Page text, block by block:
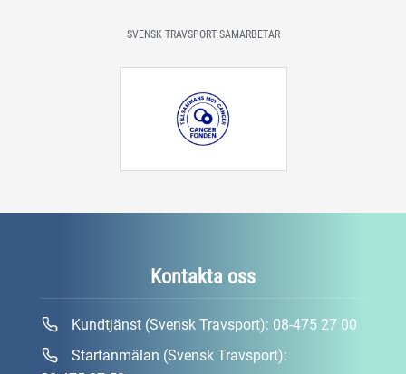
SVENSK TRAVSPORT SAMARBETAR
Kontakta oss
Kundtjänst (Svensk Travsport): 08-475 27 00
Startanmälan (Svensk Travsport):